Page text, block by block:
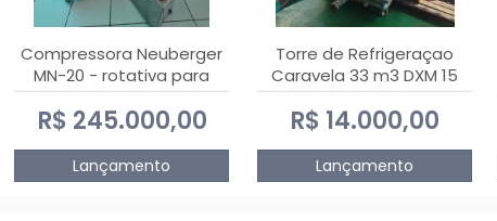
Compressora Neuberger
MN-20 - rotativa para
produção de
comprimidos
R$ 245.000,00
Lançamento
Torre de Refrigeraçao
Caravela 33 m3 DXM 15
R$ 14.000,00
Lançamento